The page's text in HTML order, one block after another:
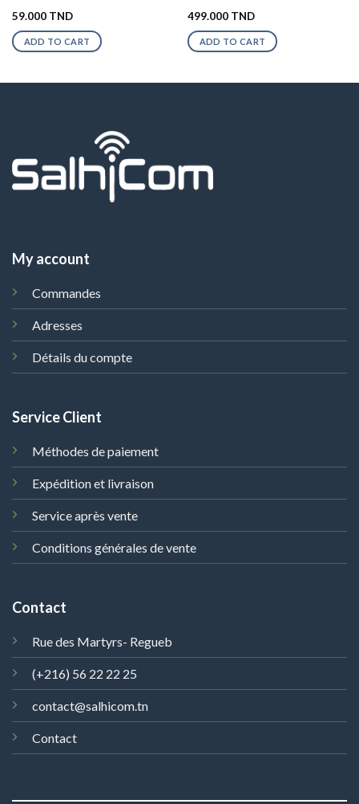
59.000 TND
ADD TO CART
499.000 TND
ADD TO CART
My account
Commandes
Adresses
Détails du compte
Service Client
Méthodes de paiement
Expédition et livraison
Service après vente
Conditions générales de vente
Contact
Rue des Martyrs- Regueb
(+216) 56 22 22 25
contact@salhicom.tn
Contact